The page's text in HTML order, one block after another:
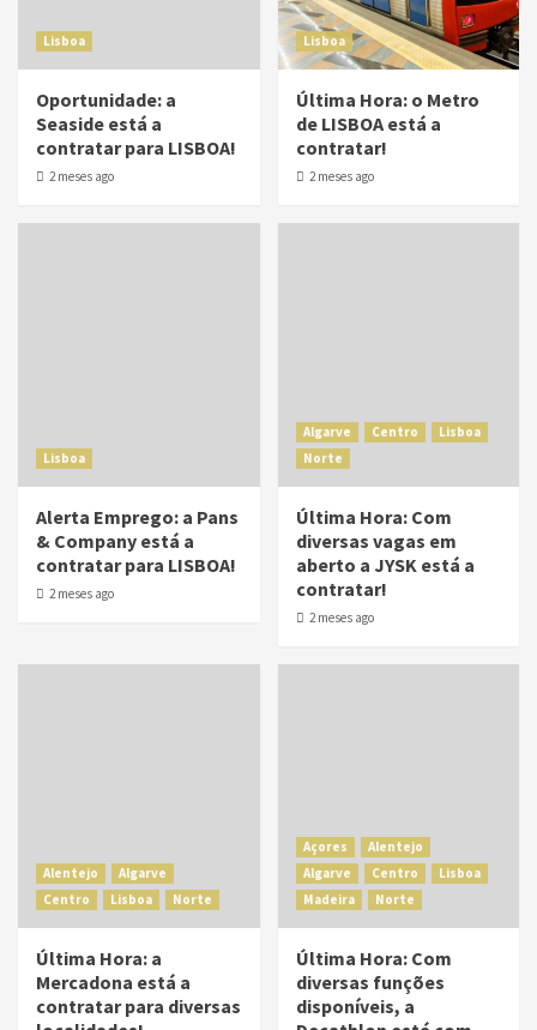
Lisboa
Oportunidade: a
Seaside está a
contratar para LISBOA!
2 meses ago
Lisboa
Última Hora: o Metro
de LISBOA está a
contratar!
2 meses ago
Lisboa
Alerta Emprego: a Pans
& Company está a
contratar para LISBOA!
2 meses ago
Algarve Centro
Lisboa
Norte
Última Hora: Com
diversas vagas em
aberto a JYSK está a
contratar!
2 meses ago
Alentejo
Algarve
Centro
Lisboa Norte
Última Hora: a
Mercadona está a
contratar para diversas
Açores
Alentejo
Algarve
Centro
Lisboa
Madeira
Norte
Última Hora: Com
diversas funções
disponíveis, a